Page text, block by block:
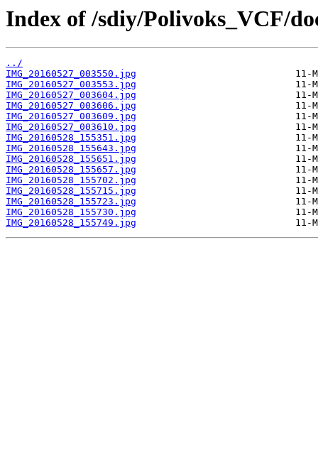
Index of /sdiy/Polivoks_VCF/
../
IMG_20160527_003550.jpg
IMG_20160527_003553.jpg
IMG_20160527_003604.jpg
IMG_20160527_003606.jpg
IMG_20160527_003609.jpg
IMG_20160527_003610.jpg
IMG_20160528_155351.jpg
IMG_20160528_155643.jpg
IMG_20160528_155651.jpg
IMG_20160528_155657.jpg
IMG_20160528_155702.jpg
IMG_20160528_155715.jpg
IMG_20160528_155723.jpg
IMG_20160528_155730.jpg
IMG_20160528_155749.jpg